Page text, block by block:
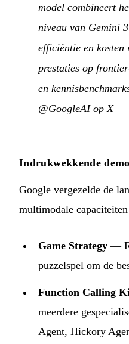
model combineert
niveau van Gemini
efficiëntie en
prestaties op
en
@GoogleAI op X
Indrukwekkende
Google vergezelde de
multimodale
Game Strategy —
puzzelspel om de
Function Calling
meerdere
Agent, Hickory